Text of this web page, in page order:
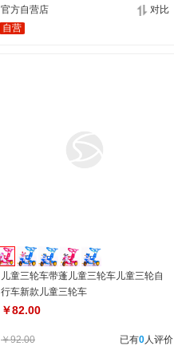
官方自营店
对比
自营
儿童三轮车带蓬儿童三轮车儿童三轮自
行车新款儿童三轮车
￥82.00
￥92.00 已有0人评价